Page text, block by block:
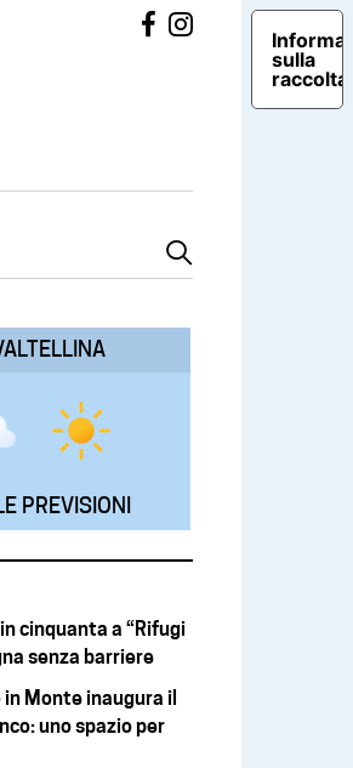
PREVISIONI
cinquanta a “Rifugi
senza barriere
in Monte inaugura il
uno spazio per
sulla
raccolta